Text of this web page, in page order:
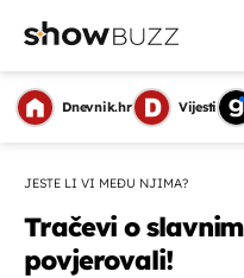
Dnevnik.hr Vijesti
JESTE LI VI MEĐU NJIMA?
Tračevi o
povjerovali!